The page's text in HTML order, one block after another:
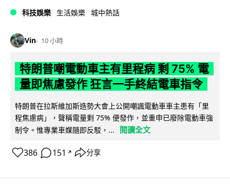
科技娛樂 生活娛樂 城中熱話
Vin 10 小時
特朗普嘲電動車主有里程病 剩 75% 電
量即焦慮發作 狂言一手終結電車指令
特朗普在拉斯維加斯造勢大會上公開嘲諷電動車車主患有「里
程焦慮病」，聲稱電量剩 75% 便發作，並重申已廢除電動車強
制令。惟專業車媒隨即反駁，...
閱讀全文
386 151 ↗ 分享